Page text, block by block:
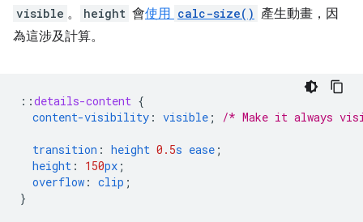
visible 。 height 會使用 calc-size() 產生動畫，因
為這涉及計算。
::details-content {
content-visibility : visible ; /* Make it always
transition : height 0.5s ease ;
height : 150px ;
overflow : clip ;
}